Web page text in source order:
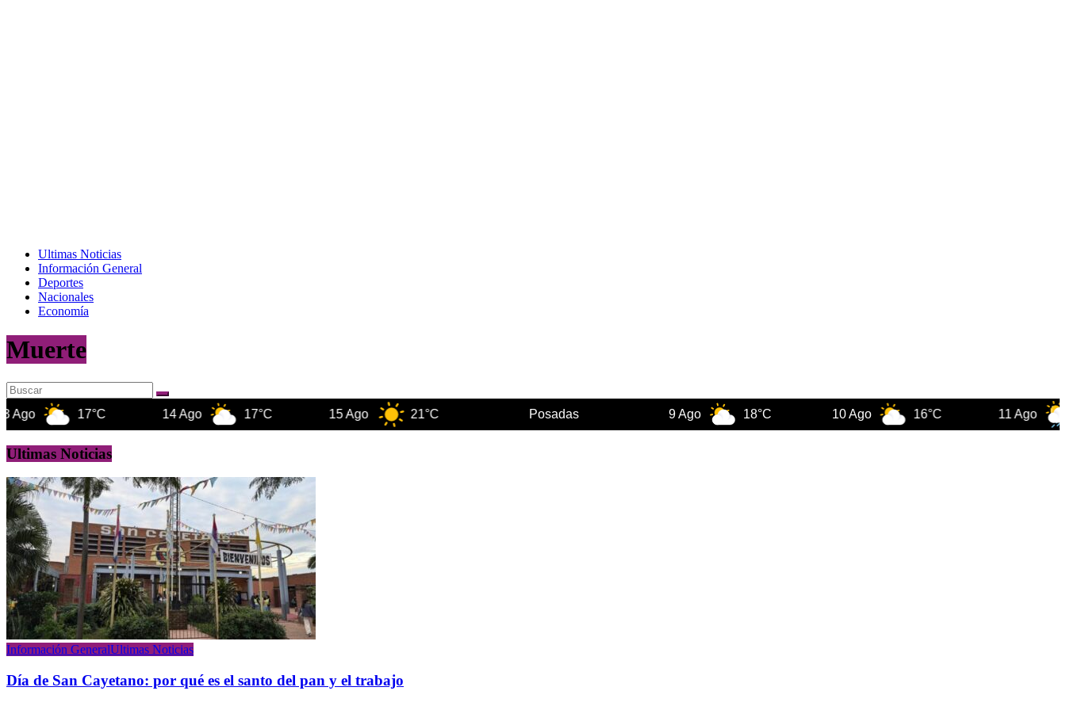
Ultimas Noticias
Información General
Deportes
Nacionales
Economía
Muerte
17°C 14 Ago 17°C 15 Ago 21°C Posadas 18°C 10 Ago 16°C 11 Ago
Ultimas Noticias
Información GeneralUltimas Noticias
Día de San Cayetano: por qué es el santo del pan y el trabajo